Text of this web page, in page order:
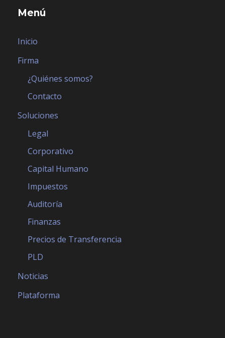
Menú
Inicio
Firma
¿Quiénes somos?
Contacto
Soluciones
Legal
Corporativo
Capital Humano
Impuestos
Auditoría
Finanzas
Precios de Transferencia
PLD
Noticias
Plataforma